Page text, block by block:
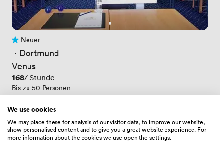
Noch keine Bewertungen
Neuer
· Dortmund
Venus
Preis
168/ Stunde
Bis zu 50 Personen
We use cookies
We may place these for analysis of our visitor data, to improve our website,
show personalised content and to give you a great website experience. For
more information about the cookies we use open the settings.